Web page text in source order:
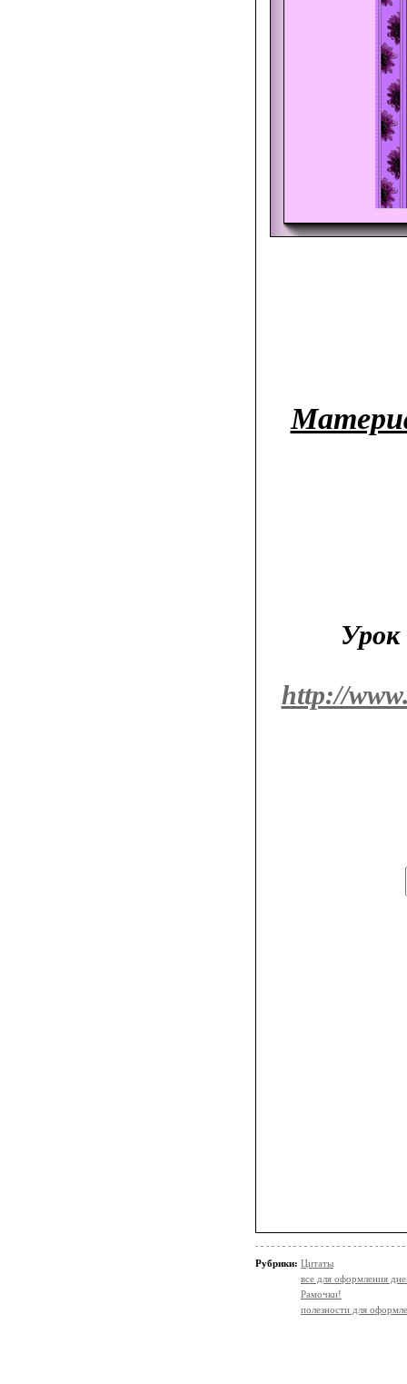
http://
Рубрики: Цитаты
все для оформления
Рамочки!
полезности для